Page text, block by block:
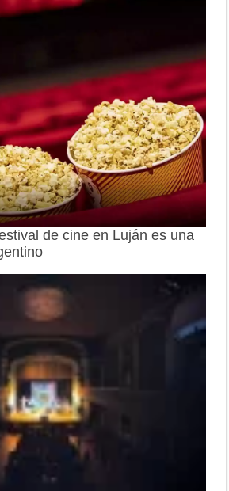
de cine en Luján es una